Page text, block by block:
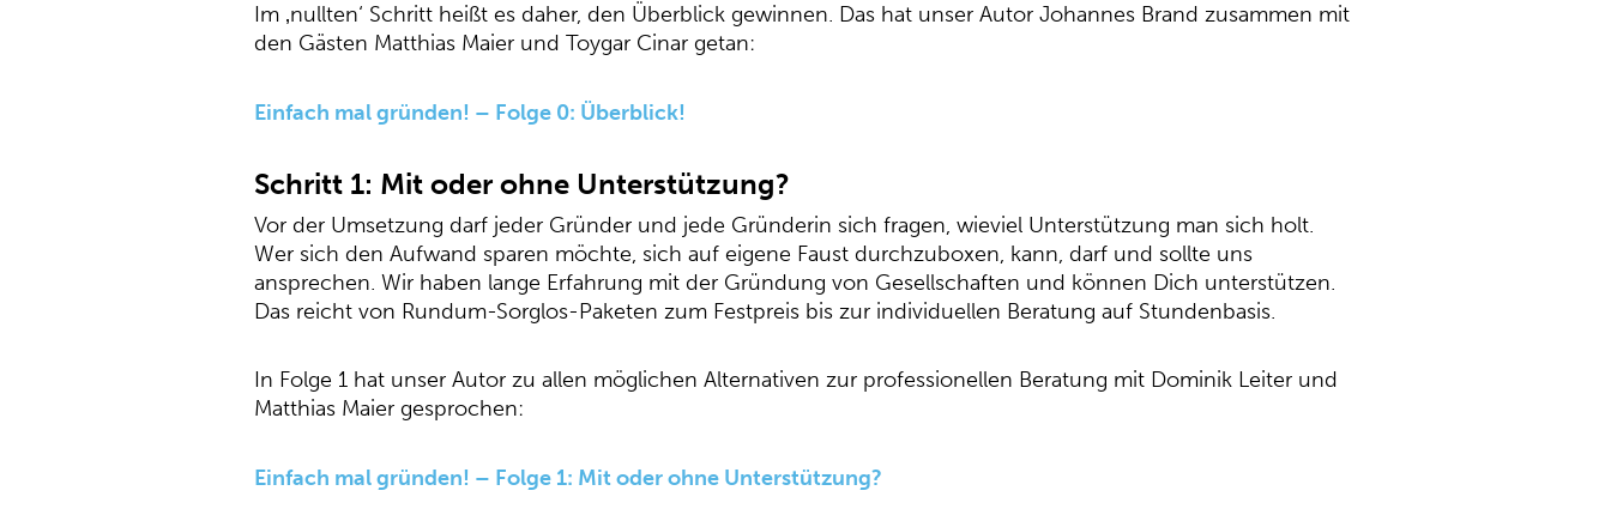
Im ‚nullten‘ Schritt heißt es daher, den Überblick gewinnen. Das hat unser Autor Johannes Brand zusammen mit
den Gästen Matthias Maier und Toygar Cinar getan:
Einfach mal gründen! – Folge 0: Überblick!
Schritt 1: Mit oder ohne Unterstützung?
Vor der Umsetzung darf jeder Gründer und jede Gründerin sich fragen, wieviel Unterstützung man sich holt.
Wer sich den Aufwand sparen möchte, sich auf eigene Faust durchzuboxen, kann, darf und sollte uns
ansprechen. Wir haben lange Erfahrung mit der Gründung von Gesellschaften und können Dich unterstützen.
Das reicht von Rundum-Sorglos-Paketen zum Festpreis bis zur individuellen Beratung auf Stundenbasis.
In Folge 1 hat unser Autor zu allen möglichen Alternativen zur professionellen Beratung mit Dominik Leiter und
Matthias Maier gesprochen:
Einfach mal gründen! – Folge 1: Mit oder ohne Unterstützung?